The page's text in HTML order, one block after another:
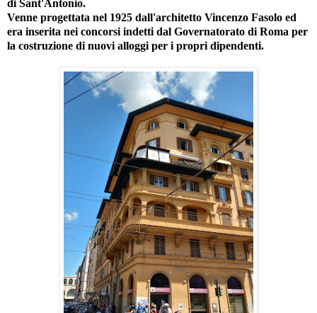
di Sant'Antonio.
Venne progettata nel 1925 dall'architetto Vincenzo Fasolo ed
era inserita nei concorsi indetti dal Governatorato di Roma per
la costruzione di nuovi alloggi per i propri dipendenti.